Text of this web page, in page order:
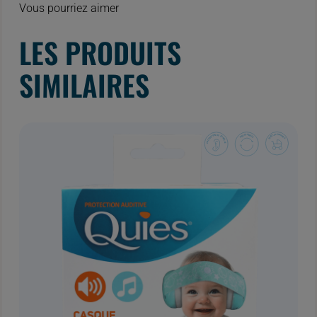
Vous pourriez aimer
LES PRODUITS
SIMILAIRES